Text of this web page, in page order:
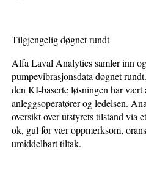
Tilgjengelig døgnet rundt
Alfa Laval Analytics samler inn
pumpevibrasjonsdata døgnet
den KI-baserte løsningen har vært
anleggsoperatører og ledelsen.
oversikt over utstyrets tilstand via
ok, gul for vær oppmerksom,
umiddelbart tiltak.